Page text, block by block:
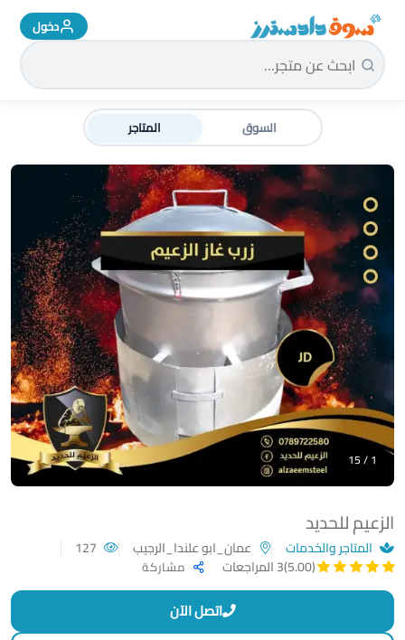
سوق دادسترز الرئيسية دخول
السوق المتاجر
الزعيم للحديد
المتاجر والخدمات عمان_ابو علندا_الرجيب
(5.00)
3 المراجعات مشاركة
1 / 15
اتصل الآن